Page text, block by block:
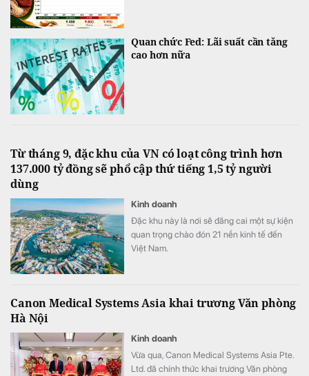
Quan chức Fed: Lãi suất cần tăng
cao hơn nữa
Từ tháng 9, đặc khu của VN có loạt công trình hơn
137.000 tỷ đồng sẽ phổ cập thứ tiếng 1,5 tỷ người
dùng
Kinh doanh
Đặc khu này là nơi sẽ đăng cai một sự kiện
quan trọng chào đón 21 nền kinh tế đến
Việt Nam.
Canon Medical Systems Asia khai trương Văn phòng
Hà Nội
Kinh doanh
Vừa qua, Canon Medical Systems Asia Pte.
Ltd. đã chính thức khai trương Văn phòng